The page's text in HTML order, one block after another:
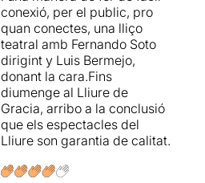
conexió, per el public, pro
quan conectes, una lliço
teatral amb Fernando Soto
dirigint y Luis Bermejo,
donant la cara.Fins
diumenge al Lliure de
Gracia, arribo a la conclusió
que els espectacles del
Lliure son garantia de calitat.